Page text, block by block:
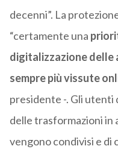
decenni”. La
“certamente una
digitalizzazione
sempre più vissute
presidente -. Gli utenti
delle trasformazioni in
vengono condivisi e di